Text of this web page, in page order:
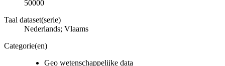
50000
Taal dataset(serie)
Nederlands; Vlaams
Categorie(en)
Geo wetenschappelijke data